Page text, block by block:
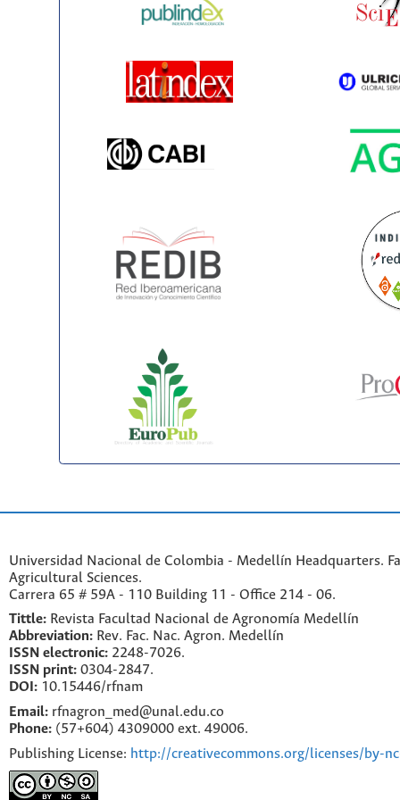
Universidad Nacional de Colombia - Medellín Headquarters.
Agricultural Sciences.
Carrera 65 # 59A - 110 Building 11 - Office 214 - 06.
Tittle: Revista Facultad Nacional de Agronomía Medellín
Abbreviation: Rev. Fac. Nac. Agron. Medellín
ISSN electronic: 2248-7026.
ISSN print: 0304-2847.
DOI: 10.15446/rfnam
Email: rfnagron_med@unal.edu.co
Phone: (57+604) 4309000 ext. 49006.
Publishing License: http://creativecommons.org/licenses/by-